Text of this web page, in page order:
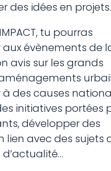
des idées en projets.
tu pourras
évènements de
avis sur les grands
des causes
initiatives portées
développer des
lien avec des sujets